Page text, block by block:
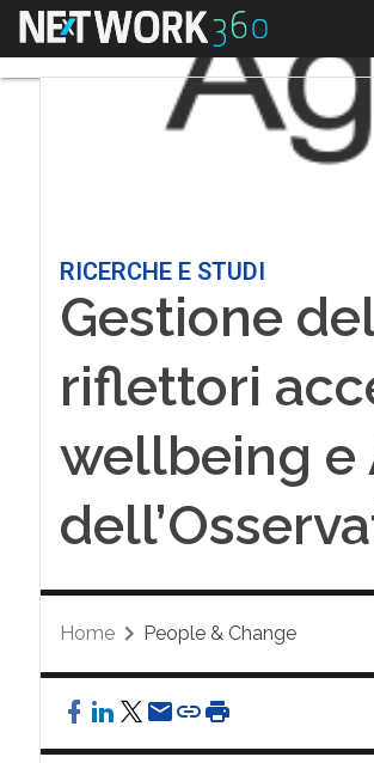
Menu
RICERCHE E STUDI
Gestione
riflettori
wellbeing e
Home People & Change